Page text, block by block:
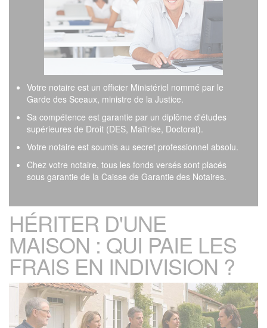
COMPETENCES
Votre notaire est un officier Ministériel nommé par le
Garde des Sceaux, ministre de la Justice.
Sa compétence est garantie par un diplôme d'études
supérieures de Droit (DES, Maîtrise, Doctorat).
Votre notaire est soumis au secret professionnel absolu.
Chez votre notaire, tous les fonds versés sont placés
sous garantie de la Caisse de Garantie des Notaires.
HÉRITER D'UNE
MAISON : QUI PAIE LES
FRAIS EN INDIVISION ?